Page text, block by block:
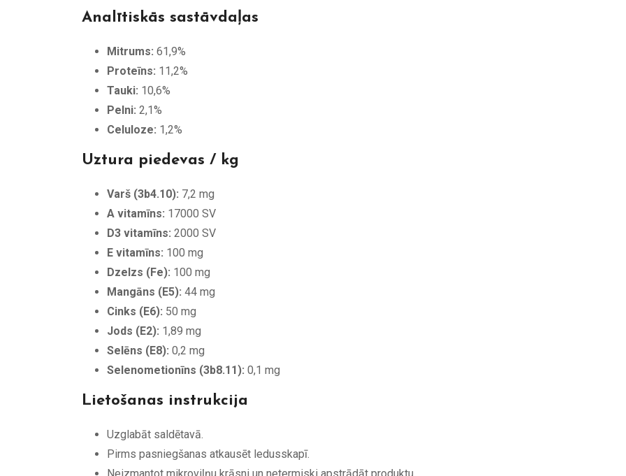
Analītiskās sastāvdaļas
Mitrums: 61,9%
Proteīns: 11,2%
Tauki: 10,6%
Pelni: 2,1%
Celuloze: 1,2%
Uztura piedevas / kg
Varš (3b4.10): 7,2 mg
A vitamīns: 17000 SV
D3 vitamīns: 2000 SV
E vitamīns: 100 mg
Dzelzs (Fe): 100 mg
Mangāns (E5): 44 mg
Cinks (E6): 50 mg
Jods (E2): 1,89 mg
Selēns (E8): 0,2 mg
Selenometionīns (3b8.11): 0,1 mg
Lietošanas instrukcija
Uzglabāt saldētavā.
Pirms pasniegšanas atkausēt ledusskapī.